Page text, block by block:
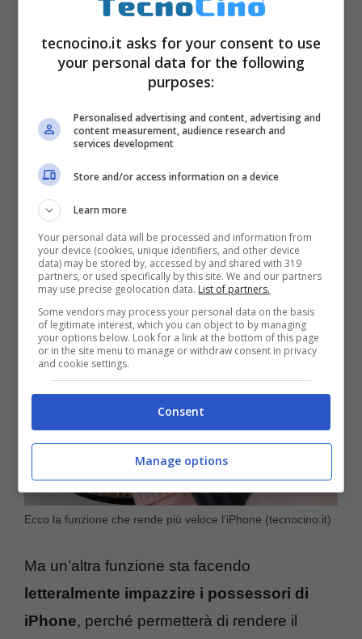
hanno ricevuto iOs 17, ovvero il nuovo
aggiornamento del sistema operativo dei
melafonini che possiede tantissimi
miglioramenti. Il nuovo
Apple possiede tantissime novità, come i
miglioramenti nella correzione automatica, la
possibilità di modificare più foto
contemporaneamente, trascrivere i messaggi
nella segreteria telefonica o creare biglietti da
visita.
Ecco la funzione che rende più veloce l’iPhone (tecnocino.it)
Ma un’altra funzione sta facendo
letteralmente impazzire i possessori di
iPhone, perché permetterà di rendere il
tecnocino.it asks for your consent to use
your personal data for the following
purposes:
Personalised advertising and content, advertising and
content measurement, audience research and
services development
Store and/or access information on a device
Learn more
Your personal data will be processed and information from
your device (cookies, unique identifiers, and other device
data) may be stored by, accessed by and shared with 319
partners, or used specifically by this site. We and our partners
may use precise geolocation data. List of partners.
Some vendors may process your personal data on the basis
of legitimate interest, which you can object to by managing
your options below. Look for a link at the bottom of this page
or in the site menu to manage or withdraw consent in privacy
and cookie settings.
Consent
Manage options